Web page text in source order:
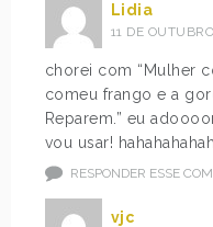
Lidia
11 DE
chorei com “Mulher
comeu frango e a
Reparem.” eu
vou usar!
RESPONDER ESSE
vjc